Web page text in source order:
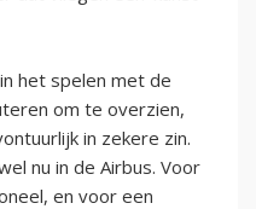
het spelen met de
om te overzien,
in zekere zin.
nu in de Airbus. Voor
en voor een